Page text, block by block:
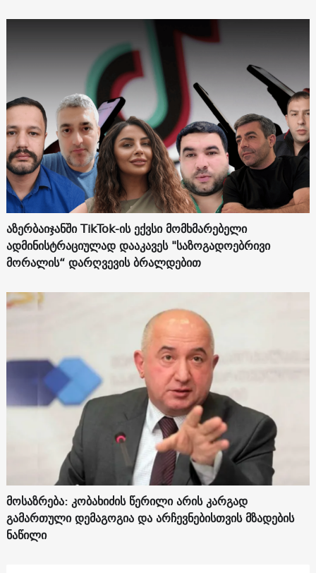
აზერბაიჯანში TikTok-ის ექვსი მომხმარებელი
ადმინისტრაციულად დააკავეს "საზოგადოებრივი
მორალის“ დარღვევის ბრალდებით
მოსაზრება: კობახიძის წერილი არის კარგად
გამართული დემაგოგია და არჩევნებისთვის მზადების
ნაწილი